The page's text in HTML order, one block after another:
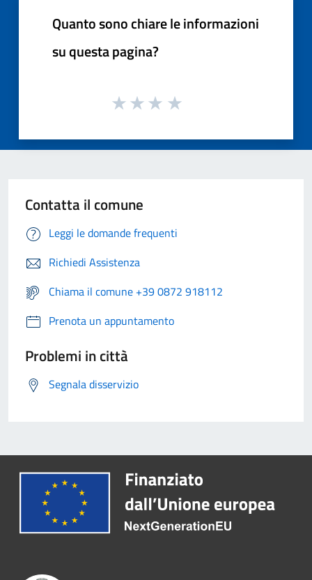
Quanto sono chiare le informazioni
su questa pagina?
Contatta il comune
Leggi le domande frequenti
Richiedi Assistenza
Chiama il comune +39 0872 918112
Prenota un appuntamento
Problemi in città
Segnala disservizio